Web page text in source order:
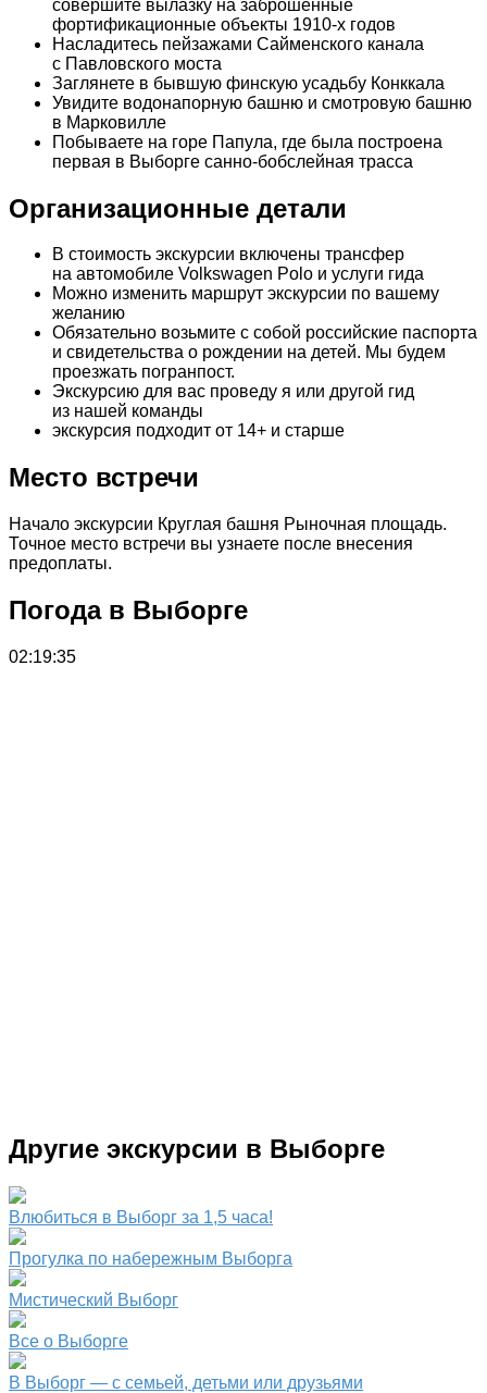
совершите вылазку на заброшенные
фортификационные объекты 1910-х годов
Насладитесь пейзажами Сайменского канала
с Павловского моста
Заглянете в бывшую финскую усадьбу Конккала
Увидите водонапорную башню и смотровую башню
в Марковилле
Побываете на горе Папула, где была построена
первая в Выборге санно-бобслейная трасса
Организационные детали
В стоимость экскурсии включены трансфер
на автомобиле Volkswagen Polo и услуги гида
Можно изменить маршрут экскурсии по вашему
желанию
Обязательно возьмите с собой российские паспорта
и свидетельства о рождении на детей. Мы будем
проезжать погранпост.
Экскурсию для вас проведу я или другой гид
из нашей команды
экскурсия подходит от 14+ и старше
Место встречи
Начало экскурсии Круглая башня Рыночная площадь.
Точное место встречи вы узнаете после внесения
предоплаты.
Погода в Выборге
02:19:35
Другие экскурсии в Выборге
Влюбиться в Выборг за 1,5 часа!
Прогулка по набережным Выборга
Мистический Выборг
Все о Выборге
В Выборг — с семьей, детьми или друзьями